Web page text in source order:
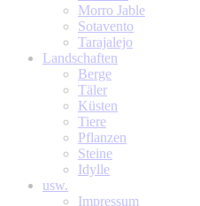
Morro Jable
Sotavento
Tarajalejo
Landschaften
Berge
Täler
Küsten
Tiere
Pflanzen
Steine
Idylle
usw.
Impressum